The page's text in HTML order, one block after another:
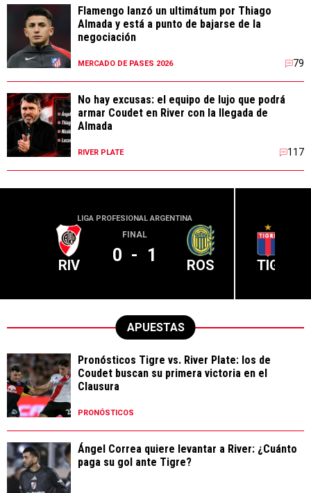
Flamengo lanzó un ultimátum por Thiago
Almada y está a punto de bajarse de la
negociación
MERCADO DE PASES 2026 79
No hay excusas: el equipo de lujo que podrá
armar Coudet en River con la llegada de
Almada
RIVER PLATE 117
LIGA PROFESIONAL ARGENTINA
RIV
FINAL
0 - 1 ROS TIG
APUESTAS
Pronósticos Tigre vs. River Plate: los de
Coudet buscan su primera victoria en el
Clausura
PRONÓSTICOS
Ángel Correa quiere levantar a River: ¿Cuánto
paga su gol ante Tigre?